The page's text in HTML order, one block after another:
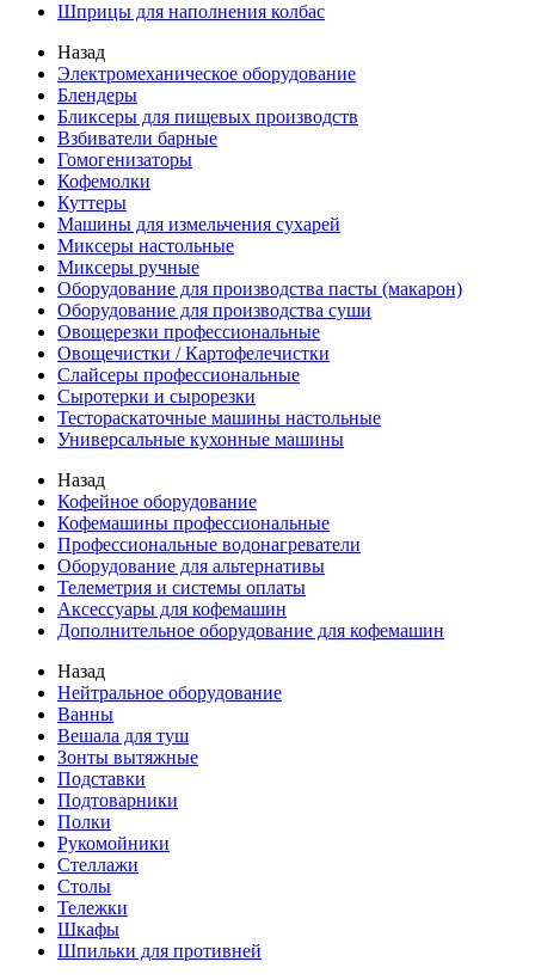
Шприцы для наполнения колбас
Назад
Электромеханическое оборудование
Блендеры
Бликсеры для пищевых производств
Взбиватели барные
Гомогенизаторы
Кофемолки
Куттеры
Машины для измельчения сухарей
Миксеры настольные
Миксеры ручные
Оборудование для производства пасты (макарон)
Оборудование для производства суши
Овощерезки профессиональные
Овощечистки / Картофелечистки
Слайсеры профессиональные
Сыротерки и сырорезки
Тестораскаточные машины настольные
Универсальные кухонные машины
Назад
Кофейное оборудование
Кофемашины профессиональные
Профессиональные водонагреватели
Оборудование для альтернативы
Телеметрия и системы оплаты
Аксессуары для кофемашин
Дополнительное оборудование для кофемашин
Назад
Нейтральное оборудование
Ванны
Вешала для туш
Зонты вытяжные
Подставки
Подтоварники
Полки
Рукомойники
Стеллажи
Столы
Тележки
Шкафы
Шпильки для противней